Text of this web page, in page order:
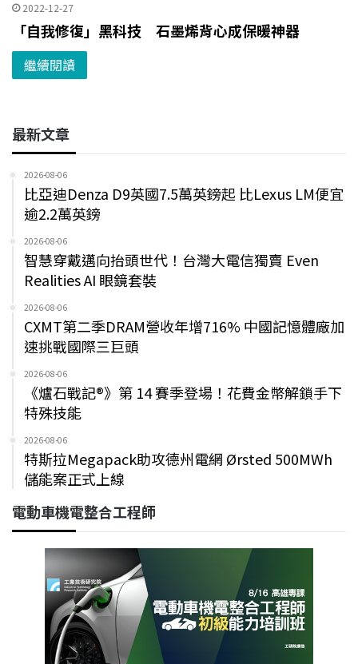
2022-12-27
「自我修復」黑科技 石墨烯背心成保暖神器
繼續閱讀
最新文章
2026-08-06
比亞迪Denza D9英國7.5萬英鎊起 比Lexus LM便宜
逾2.2萬英鎊
2026-08-06
智慧穿戴邁向抬頭世代！台灣大電信獨賣 Even
Realities AI 眼鏡套裝
2026-08-06
CXMT第二季DRAM營收年增716% 中國記憶體廠加
速挑戰國際三巨頭
2026-08-06
《爐石戰記®》第 14 賽季登場！花費金幣解鎖手下
特殊技能
2026-08-06
特斯拉Megapack助攻德州電網 Ørsted 500MWh
儲能案正式上線
電動車機電整合工程師